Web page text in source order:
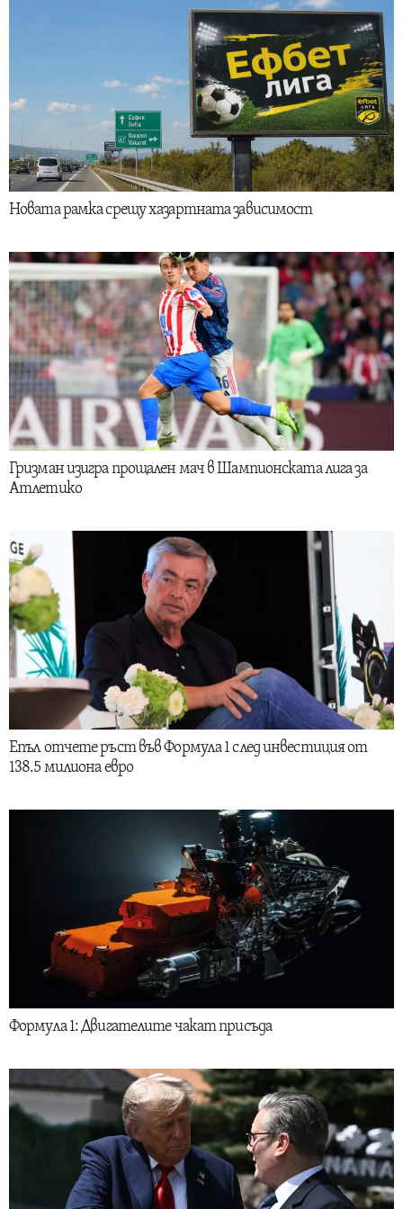
Новата рамка срещу хазартната зависимост
Гризман изигра прощален мач в Шампионската лига за
Атлетико
Епъл отчете ръст във Формула 1 след инвестиция от
138.5 милиона евро
Формула 1: Двигателите чакат присъда